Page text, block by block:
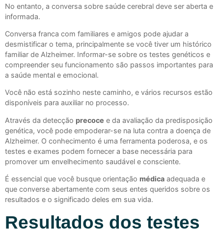
No entanto, a conversa sobre saúde cerebral deve ser aberta e
informada.
Conversa franca com familiares e amigos pode ajudar a
desmistificar o tema, principalmente se você tiver um histórico
familiar de Alzheimer. Informar-se sobre os testes genéticos e
compreender seu funcionamento são passos importantes para
a saúde mental e emocional.
Você não está sozinho neste caminho, e vários recursos estão
disponíveis para auxiliar no processo.
Através da detecção precoce e da avaliação da predisposição
genética, você pode empoderar-se na luta contra a doença de
Alzheimer. O conhecimento é uma ferramenta poderosa, e os
testes e exames podem fornecer a base necessária para
promover um envelhecimento saudável e consciente.
É essencial que você busque orientação médica adequada e
que converse abertamente com seus entes queridos sobre os
resultados e o significado deles em sua vida.
Resultados dos testes